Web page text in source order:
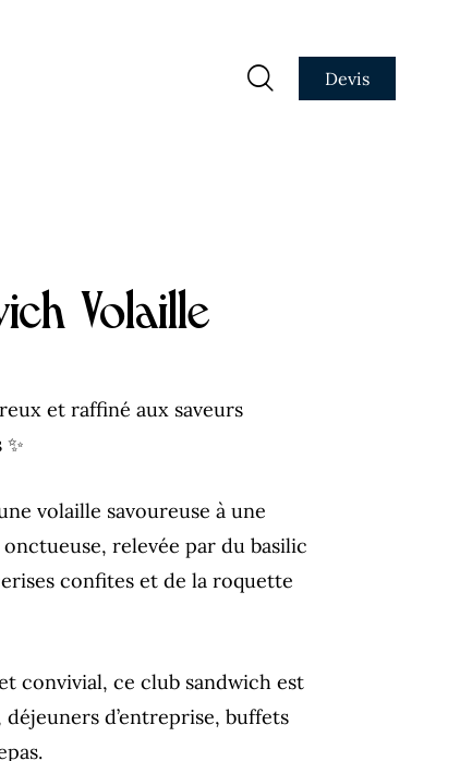
Devis
Volaille
et raffiné aux saveurs
volaille savoureuse à une
relevée par du basilic
confites et de la roquette
convivial, ce club sandwich est
d’entreprise, buffets